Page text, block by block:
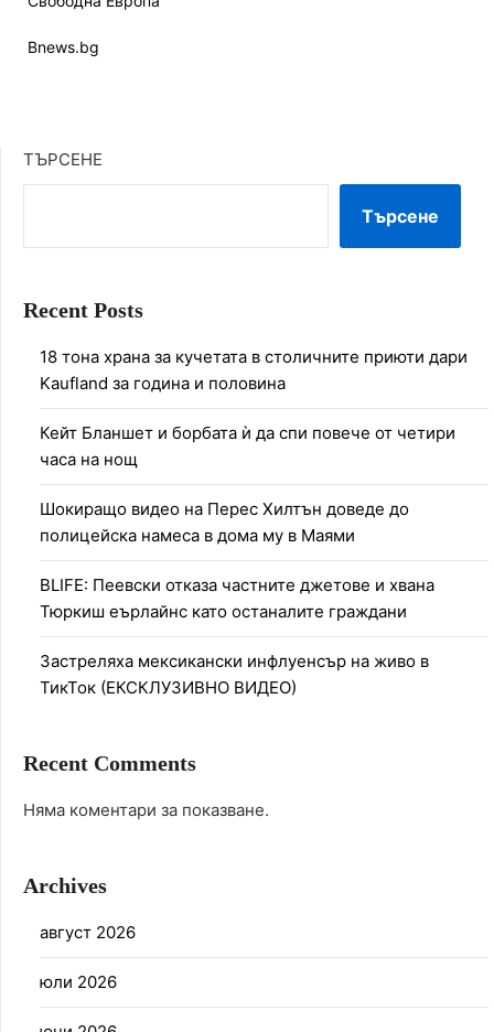
Bnews.bg
ТЪРСЕНЕ
Търсене
Recent Posts
18 тона храна за кучетата в столичните приюти дари
Kaufland за година и половина
Кейт Бланшет и борбата ѝ да спи повече от четири
часа на нощ
Шокиращо видео на Перес Хилтън доведе до
полицейска намеса в дома му в Маями
BLIFE: Пеевски отказа частните джетове и хвана
Тюркиш еърлайнс като останалите граждани
Застреляха мексикански инфлуенсър на живо в
ТикТок (ЕКСКЛУЗИВНО ВИДЕО)
Recent Comments
Няма коментари за показване.
Archives
август 2026
юли 2026